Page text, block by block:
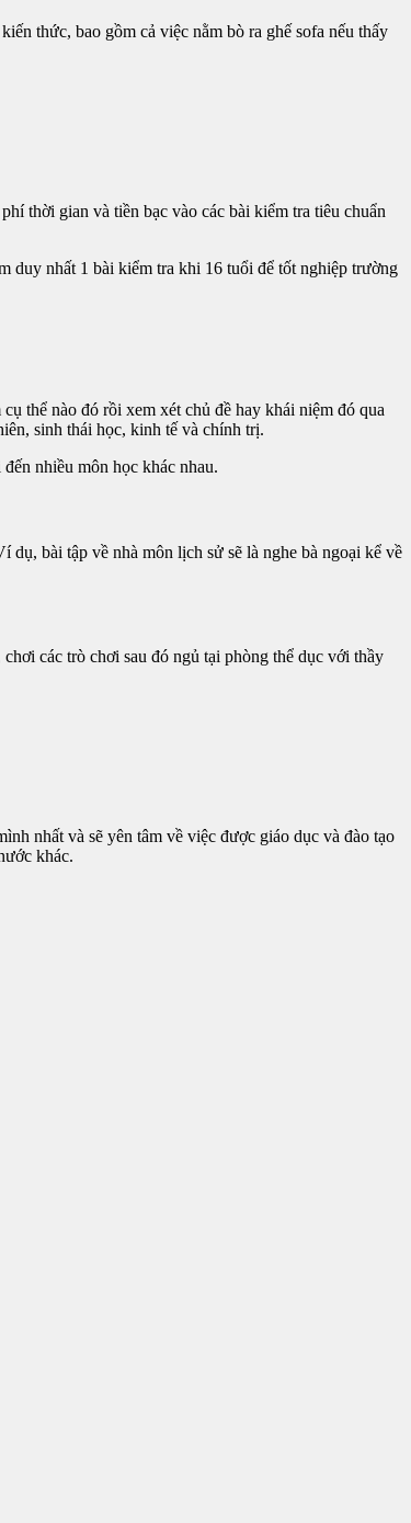
thức, bao gồm cả việc nằm bò ra ghế sofa nếu thấy
thời gian và tiền bạc vào các bài kiểm tra tiêu chuẩn
duy nhất 1 bài kiểm tra khi 16 tuổi để tốt nghiệp trường
thể nào đó rồi xem xét chủ đề hay khái niệm đó qua
sinh thái học, kinh tế và chính trị.
nhiều môn học khác nhau.
bài tập về nhà môn lịch sử sẽ là nghe bà ngoại kể về
các trò chơi sau đó ngủ tại phòng thể dục với thầy
nhất và sẽ yên tâm về việc được giáo dục và đào tạo
khác.